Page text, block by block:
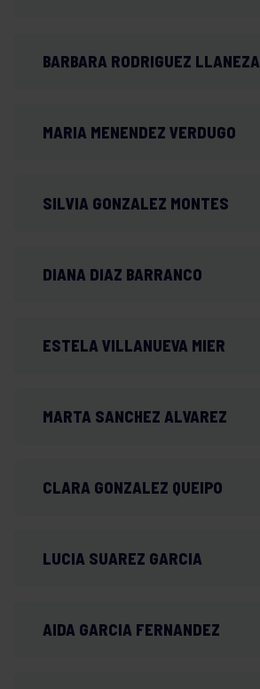
BARBARA RODRIGUEZ LLANEZA
MARIA MENENDEZ VERDUGO
SILVIA GONZALEZ MONTES
DIANA DIAZ BARRANCO
ESTELA VILLANUEVA MIER
MARTA SANCHEZ ALVAREZ
CLARA GONZALEZ QUEIPO
LUCIA SUAREZ GARCIA
AIDA GARCIA FERNANDEZ